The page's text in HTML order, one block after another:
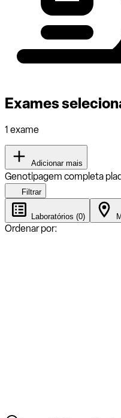
Exames
1 exame
Adicionar mais
Genotipagem completa
Filtrar
Laboratórios (0)
Ordenar por: